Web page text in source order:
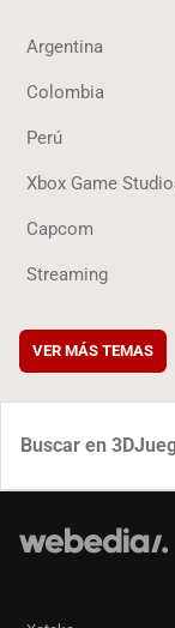
Argentina
Colombia
Perú
Xbox Game
Capcom
Streaming
VER MÁS TEMAS